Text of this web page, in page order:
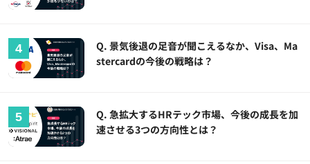
Q. 景気後退の足音が聞こえるなか、Visa、Ma
stercardの今後の戦略は？
Q. 急拡大するHRテック市場、今後の成長を加
速させる3つの方向性とは？